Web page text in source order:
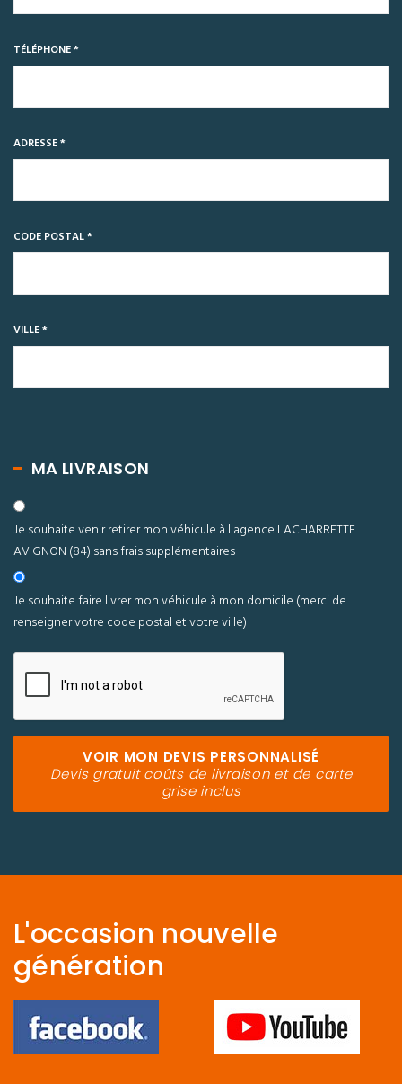
TÉLÉPHONE *
ADRESSE *
CODE POSTAL *
VILLE *
MA LIVRAISON
Je souhaite venir retirer mon véhicule à l'agence LACHARRETTE
AVIGNON (84) sans frais supplémentaires
Je souhaite faire livrer mon véhicule à mon domicile (merci de
renseigner votre code postal et votre ville)
VOIR MON DEVIS PERSONNALISÉ
Devis gratuit coûts de livraison et de carte
grise inclus
L'occasion nouvelle
génération